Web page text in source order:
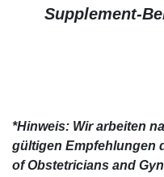
Supplement-
*Hinweis: Wir arbeiten
gültigen Empfehlungen
of Obstetricians and